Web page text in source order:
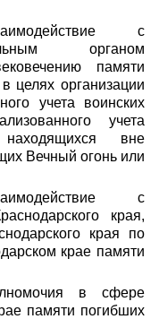
с
органом
памяти
целях организации
учета воинских
учета
вне
Вечный огонь или
с
края,
края по
крае памяти
в сфере
памяти погибших